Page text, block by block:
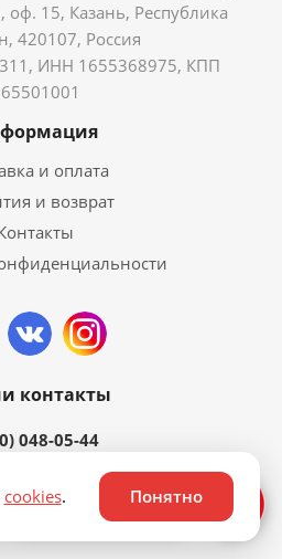
оф. 15, Казань, Республика
420107, Россия
ИНН 1655368975, КПП
и оплата
и возврат
контакты
048-05-44
Ответим быстро ⚡
cookies. Понятно